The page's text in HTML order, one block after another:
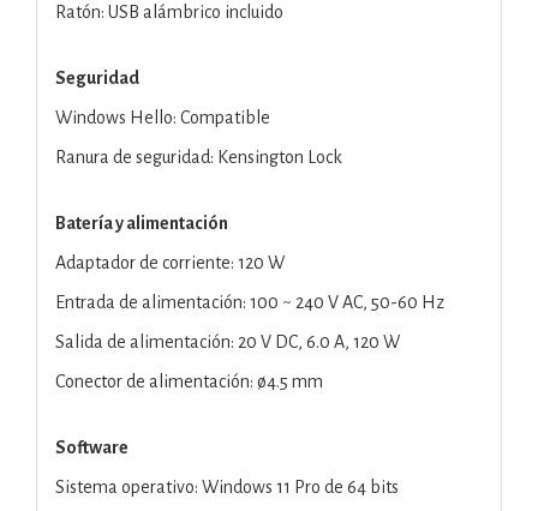
Ratón: USB alámbrico incluido
Seguridad
Windows Hello: Compatible
Ranura de seguridad: Kensington Lock
Batería y alimentación
Adaptador de corriente: 120 W
Entrada de alimentación: 100 ~ 240 V AC, 50-60 Hz
Salida de alimentación: 20 V DC, 6.0 A, 120 W
Conector de alimentación: ø4.5 mm
Software
Sistema operativo: Windows 11 Pro de 64 bits